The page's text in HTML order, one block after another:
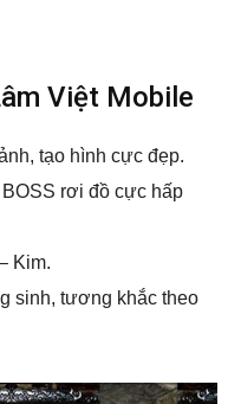
Việt Mobile
tạo hình cực đẹp.
rơi đồ cực hấp
Kim.
sinh, tương khắc theo